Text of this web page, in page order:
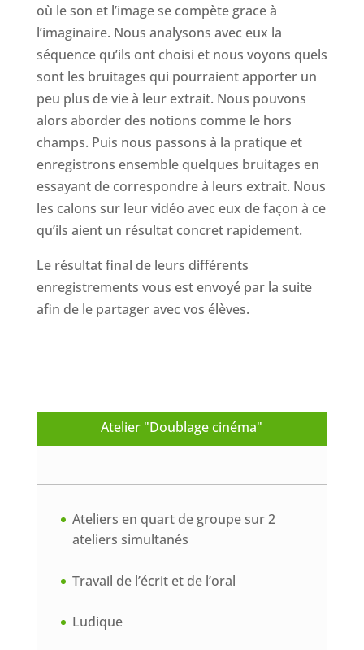
où le son et l’image se compète grace à
l’imaginaire. Nous analysons avec eux la
séquence qu’ils ont choisi et nous voyons quels
sont les bruitages qui pourraient apporter un
peu plus de vie à leur extrait. Nous pouvons
alors aborder des notions comme le hors
champs. Puis nous passons à la pratique et
enregistrons ensemble quelques bruitages en
essayant de correspondre à leurs extrait. Nous
les calons sur leur vidéo avec eux de façon à ce
qu’ils aient un résultat concret rapidement.
Le résultat final de leurs différents
enregistrements vous est envoyé par la suite
afin de le partager avec vos élèves.
Atelier "Doublage cinéma"
Ateliers en quart de groupe sur 2
ateliers simultanés
Travail de l’écrit et de l’oral
Ludique